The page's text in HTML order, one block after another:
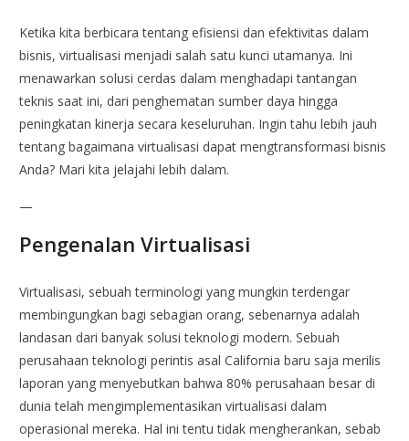
Ketika kita berbicara tentang efisiensi dan efektivitas dalam
bisnis, virtualisasi menjadi salah satu kunci utamanya. Ini
menawarkan solusi cerdas dalam menghadapi tantangan
teknis saat ini, dari penghematan sumber daya hingga
peningkatan kinerja secara keseluruhan. Ingin tahu lebih jauh
tentang bagaimana virtualisasi dapat mengtransformasi bisnis
Anda? Mari kita jelajahi lebih dalam.
—
Pengenalan Virtualisasi
Virtualisasi, sebuah terminologi yang mungkin terdengar
membingungkan bagi sebagian orang, sebenarnya adalah
landasan dari banyak solusi teknologi modern. Sebuah
perusahaan teknologi perintis asal California baru saja merilis
laporan yang menyebutkan bahwa 80% perusahaan besar di
dunia telah mengimplementasikan virtualisasi dalam
operasional mereka. Hal ini tentu tidak mengherankan, sebab